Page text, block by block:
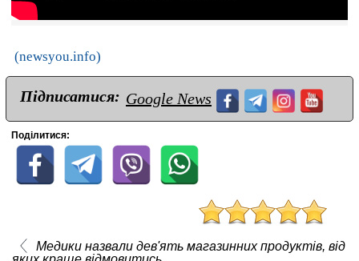
(newsyou.info)
Підписатися: Google News
Поділитися:
Медики назвали дев'ять магазинних продуктів, від